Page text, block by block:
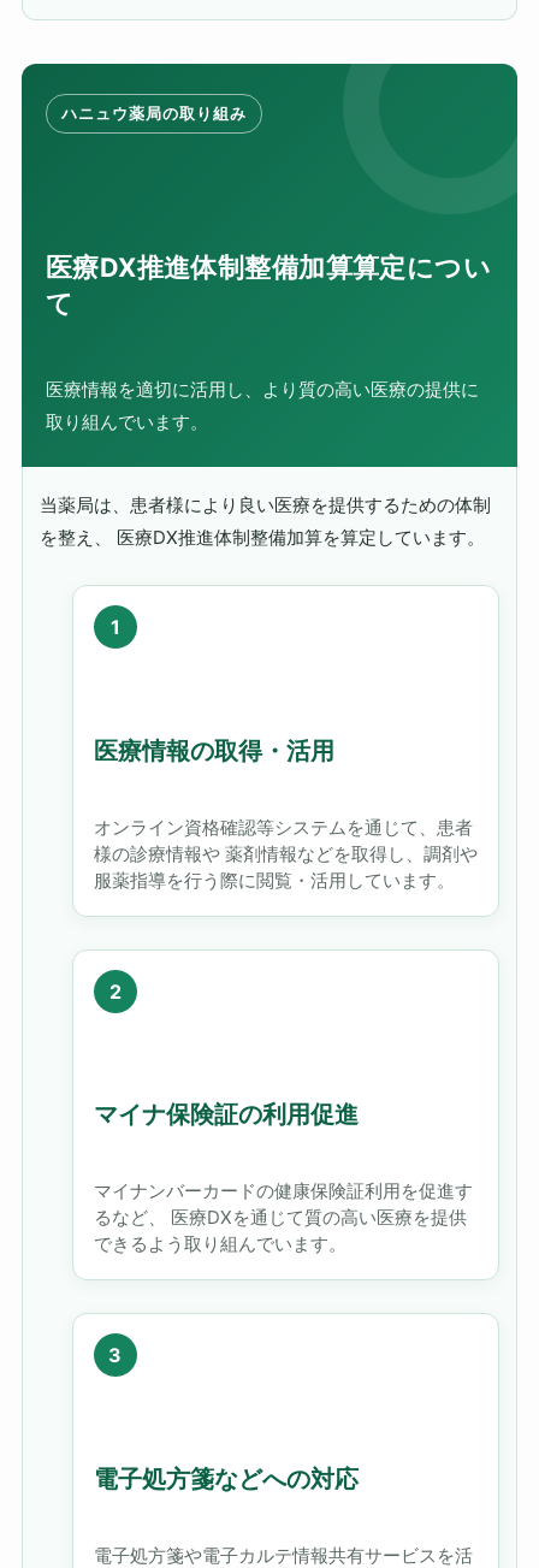
ハニュウ薬局の取り組み
医療DX推進体制整備加算算定につい
て
医療情報を適切に活用し、より質の高い医療の提供に
取り組んでいます。
当薬局は、患者様により良い医療を提供するための体制
を整え、 医療DX推進体制整備加算を算定しています。
医療情報の取得・活用
オンライン資格確認等システムを通じて、患者
様の診療情報や 薬剤情報などを取得し、調剤や
服薬指導を行う際に閲覧・活用しています。
マイナ保険証の利用促進
マイナンバーカードの健康保険証利用を促進す
るなど、 医療DXを通じて質の高い医療を提供
できるよう取り組んでいます。
電子処方箋などへの対応
電子処方箋や電子カルテ情報共有サービスを活